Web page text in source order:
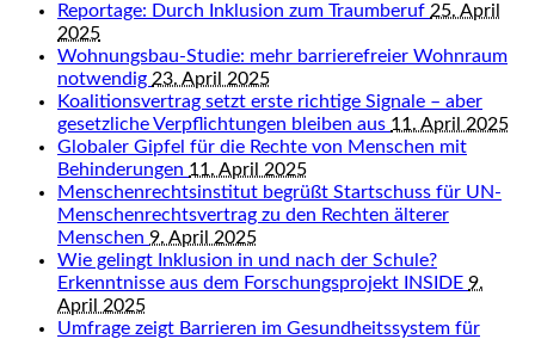
Reportage: Durch Inklusion zum Traumberuf 25. April
2025
Wohnungsbau-Studie: mehr barrierefreier Wohnraum
notwendig 23. April 2025
Koalitionsvertrag setzt erste richtige Signale – aber
gesetzliche Verpflichtungen bleiben aus 11. April 2025
Globaler Gipfel für die Rechte von Menschen mit
Behinderungen 11. April 2025
Menschenrechtsinstitut begrüßt Startschuss für UN-
Menschenrechtsvertrag zu den Rechten älterer
Menschen 9. April 2025
Wie gelingt Inklusion in und nach der Schule?
Erkenntnisse aus dem Forschungsprojekt INSIDE 9.
April 2025
Umfrage zeigt Barrieren im Gesundheitssystem für